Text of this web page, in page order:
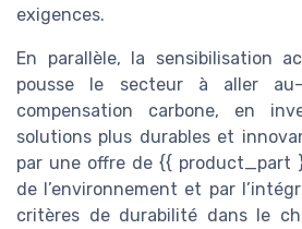
exigences.
En parallèle, la sensibilisation
pousse le secteur à aller
compensation carbone, en
solutions plus durables et
par une offre de {{ product_part
de l’environnement et par
critères de durabilité dans le